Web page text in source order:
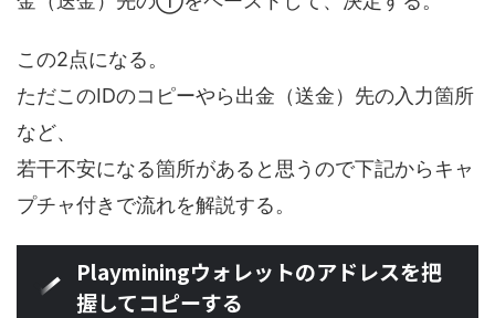
この2点になる。
ただこのIDのコピーやら出金（送金）先の入力箇所
など、
若干不安になる箇所があると思うので下記からキャ
プチャ付きで流れを解説する。
Playminingウォレットのアドレスを把
握してコピーする